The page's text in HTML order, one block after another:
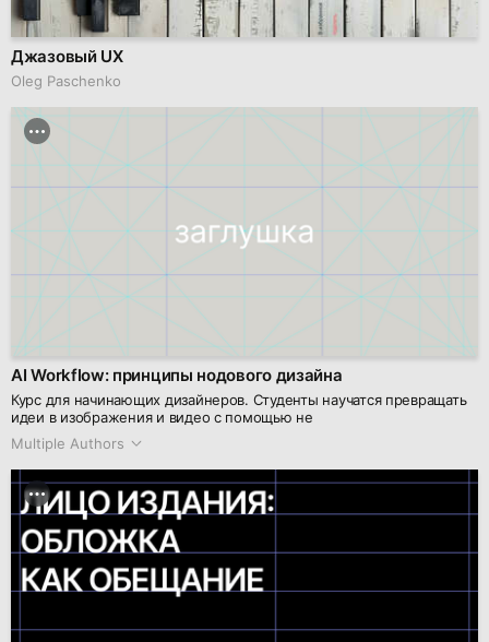
Джазовый UX
Oleg Paschenko
AI Workflow: принципы нодового дизайна
Курс для начинающих дизайнеров. Студенты научатся превращать
идеи в изображения и видео с помощью не
Multiple Authors